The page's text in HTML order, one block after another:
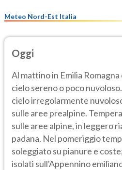
Meteo Nord-Est Italia
Oggi
Al mattino in Emilia
cielo sereno o poco
cielo irregolarmente
sulle aree prealpine.
sulle aree alpine, in leggero
padana. Nel pomeriggio
soleggiato su pianure e
isolati sull'Appennino